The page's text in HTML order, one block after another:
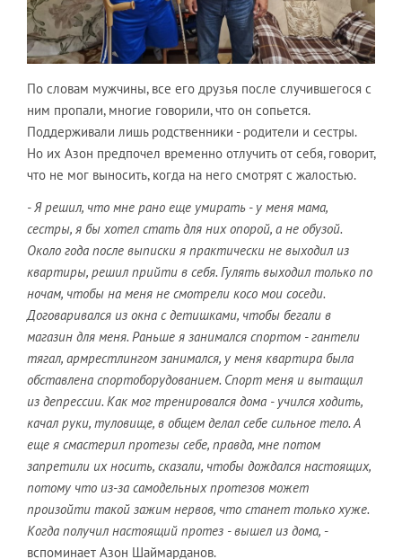
По словам мужчины, все его друзья после случившегося с
ним пропали, многие говорили, что он сопьется.
Поддерживали лишь родственники - родители и сестры.
Но их Азон предпочел временно отлучить от себя, говорит,
что не мог выносить, когда на него смотрят с жалостью.
- Я решил, что мне рано еще умирать - у меня мама,
сестры, я бы хотел стать для них опорой, а не обузой.
Около года после выписки я практически не выходил из
квартиры, решил прийти в себя. Гулять выходил только по
ночам, чтобы на меня не смотрели косо мои соседи.
Договаривался из окна с детишками, чтобы бегали в
магазин для меня. Раньше я занимался спортом - гантели
тягал, армрестлингом занимался, у меня квартира была
обставлена спортоборудованием. Спорт меня и вытащил
из депрессии. Как мог тренировался дома - учился ходить,
качал руки, туловище, в общем делал себе сильное тело. А
еще я смастерил протезы себе, правда, мне потом
запретили их носить, сказали, чтобы дождался настоящих,
потому что из-за самодельных протезов может
произойти такой зажим нервов, что станет только хуже.
Когда получил настоящий протез - вышел из дома, -
вспоминает Азон Шаймарданов.